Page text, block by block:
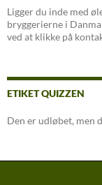
Ligger du inde med
bryggerierne i
ved at klikke på
ETIKET QUIZZEN
Den er udløbet, men